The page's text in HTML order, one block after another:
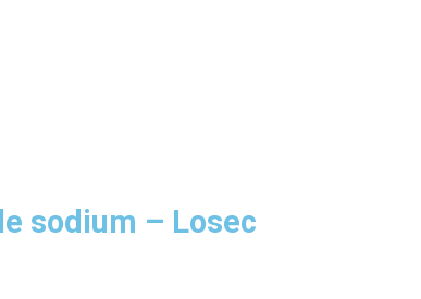
sodium – Losec